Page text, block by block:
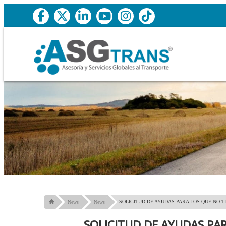
News News SOLICITUD DE AYUDAS PARA LOS QUE NO